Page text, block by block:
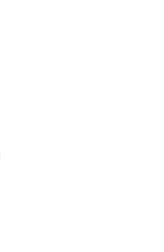
RYTTER
TACK
TACK